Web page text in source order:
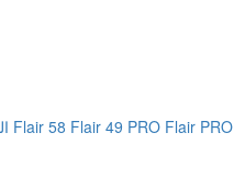
Flair 58 Flair 49 PRO Flair PRO